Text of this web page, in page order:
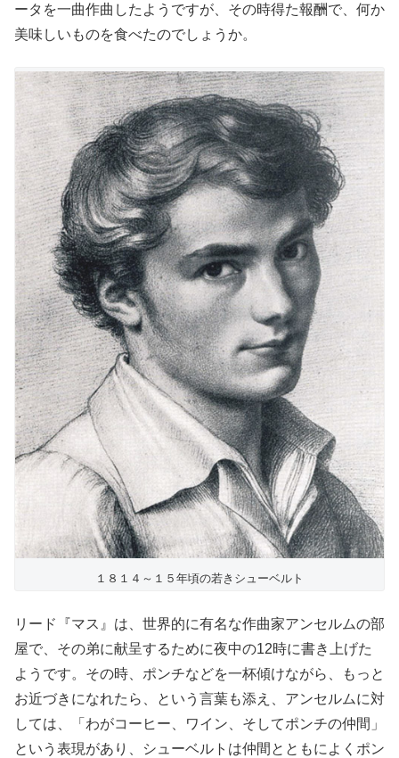
ータを一曲作曲したようですが、その時得た報酬で、何か
美味しいものを食べたのでしょうか。
１８１４～１５年頃の若きシューベルト
リード『マス』は、世界的に有名な作曲家アンセルムの部
屋で、その弟に献呈するために夜中の12時に書き上げた
ようです。その時、ポンチなどを一杯傾けながら、もっと
お近づきになれたら、という言葉も添え、アンセルムに対
しては、「わがコーヒー、ワイン、そしてポンチの仲間」
という表現があり、シューベルトは仲間とともによくポン